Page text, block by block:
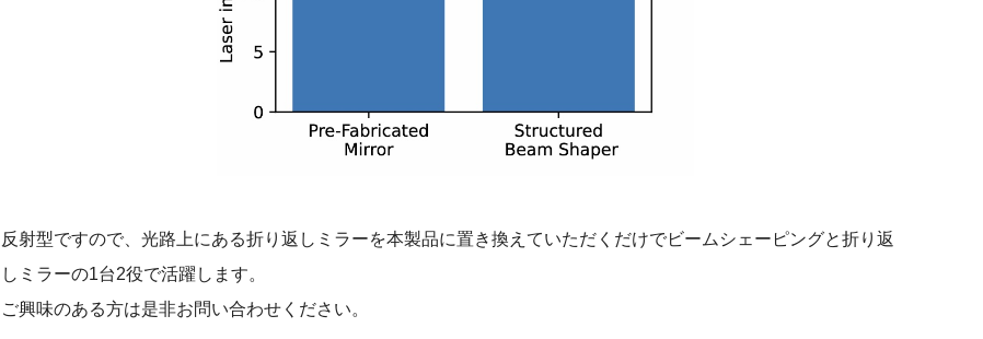
反射型ですので、光路上にある折り返しミラーを本製品に置き換えていただくだけでビームシェーピングと折り返
しミラーの1台2役で活躍します。
ご興味のある方は是非お問い合わせください。